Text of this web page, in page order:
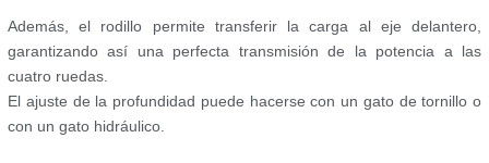
Además, el rodillo permite transferir la carga al eje delantero,
garantizando así una perfecta transmisión de la potencia a las
cuatro ruedas.
El ajuste de la profundidad puede hacerse con un gato de tornillo o
con un gato hidráulico.